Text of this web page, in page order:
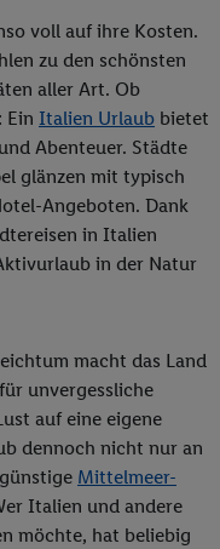
voll auf ihre Kosten.
zu den schönsten
aller Art. Ob
Ein Italien Urlaub bietet
Abenteuer. Städte
glänzen mit typisch
Angeboten. Dank
in Italien
in der Natur
macht das Land
unvergessliche
auf eine eigene
dennoch nicht nur an
Mittelmeer-
Italien und andere
möchte, hat beliebig